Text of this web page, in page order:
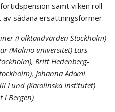
samt vilken roll
sådana ersättningsformer.
(Folktandvården Stockholm)
(Malmö universitet) Lars
Britt Hedenberg-
Johanna Adami
Lund (Karolinska Institutet)
i Bergen)